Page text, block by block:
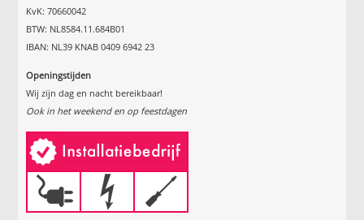
KvK: 70660042
BTW: NL8584.11.684B01
IBAN: NL39 KNAB 0409 6942 23
Openingstijden
Wij zijn dag en nacht bereikbaar!
Ook in het weekend en op feestdagen